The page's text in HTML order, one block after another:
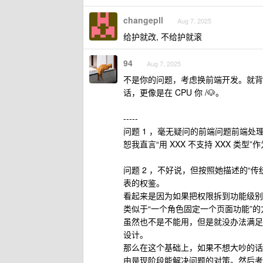
changepll Aug 7, 2025
给护就改, 不给护就滚
94 Aug 7, 2025
不是你的问题，考虑换前端开发。就
话，更像是在 CPU 你 /🐶。
-----
问题 1 ，毫无疑问的前端问题前端处
恕我直言“用 XXX 不支持 XXX 类型”
问题 2 ，不好说，但按照她描述的“
表的权鉴。
看起来是因为如果把权限拆到功能级
类似于“一个角色固定一个页面功能”
虽然也不是不能用，但是就没办法满
设计。
那么在这个基础上，如果不想大吵的
由是现阶段能解决问题的对策。然后